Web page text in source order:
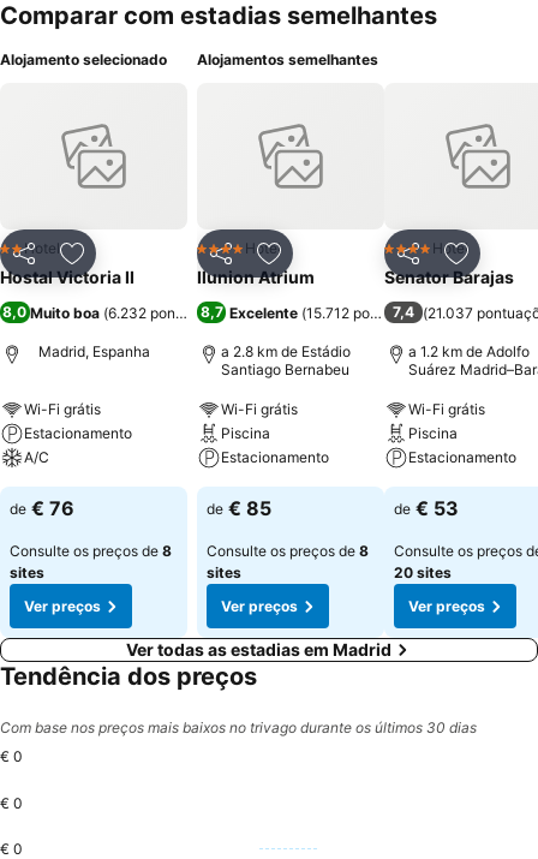
Comparar com estadias semelhantes
Alojamento selecionado
PartilharAdicionar aos favoritos
2 Estrelas
Hotel
Hostal Victoria II
8,0Muito boa (6.232 pontuações )
Madrid, Espanha
Wi-Fi grátis
Estacionamento
A/C
de € 76
Consulte os preços de 8
sites
Ver preços
Alojamentos semelhantes
PartilharAdicionar aos favoritos
4 EstrelasHotel
Ilunion Atrium
8,7 Excelente (15.712 pontuações)
a 2.8 km de Estádio
Santiago Bernabeu
Wi-Fi grátis
Piscina
Estacionamento
de € 85
Consulte os preços de 8
sites
Ver preços
Partilhar
4 EstrelasHotel
Senator Barajas
7,4 (21.037
a 1.2 km de Adolfo
Suárez
Wi-Fi grátis
Piscina
Estacionamento
de € 53
Consulte os preços
20 sites
Ver preços
Ver todas as estadias em Madrid
Tendência dos preços
Com base nos preços mais baixos no trivago durante os últimos 30 dias
€ 0
€ 0
€ 0